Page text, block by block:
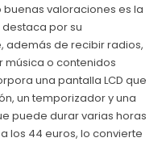
valoraciones es la
destaca por su
además de recibir radios,
música o contenidos
una pantalla LCD que
un temporizador y una
puede durar varias horas
los 44 euros, lo convierte